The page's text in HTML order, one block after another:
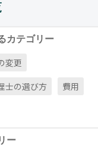
カテゴリー
変更
士の選び方
費用
ー